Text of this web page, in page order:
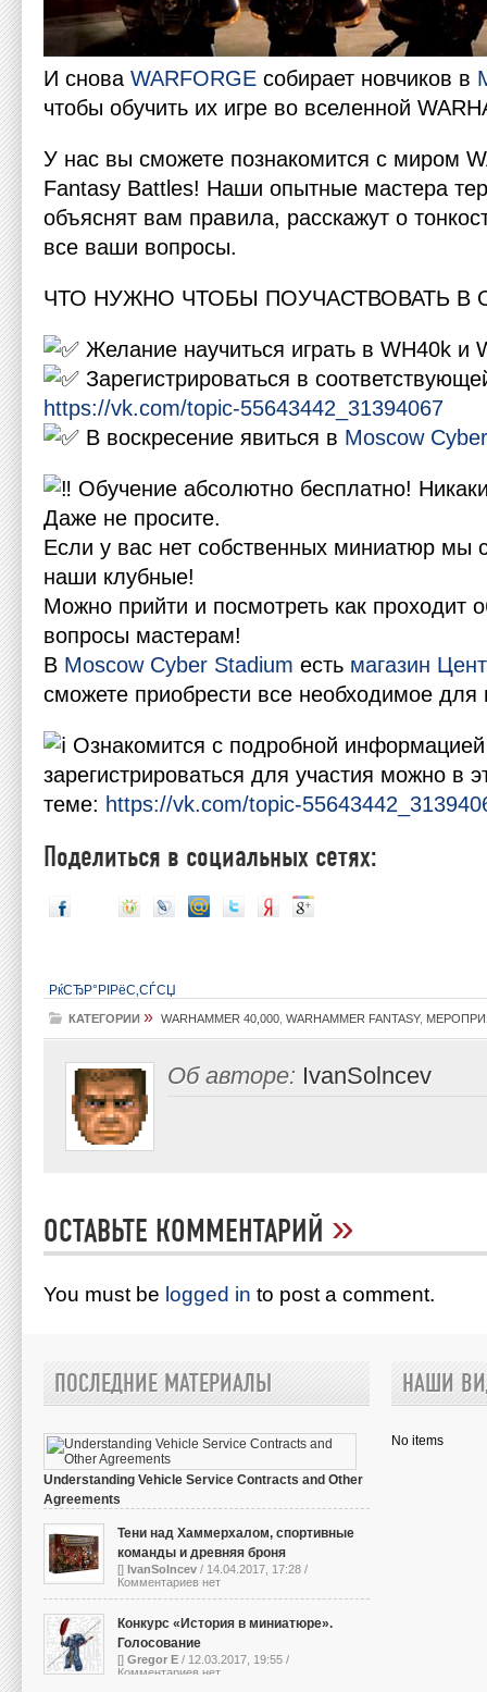
И снова WARFORGE собирает новчиков в
чтобы обучить их игре во вселенной
У нас вы сможете познакомится с миром
Fantasy Battles! Наши опытные мастера
объяснят вам правила, расскажут о
все ваши вопросы.
ЧТО НУЖНО ЧТОБЫ ПОУЧАСТВОВАТЬ В
Желание научиться играть в WH40k и
Зарегистрироваться в
https://vk.com/topic-55643442_31394067
В воскресение явиться в Moscow
Обучение абсолютно бесплатно!
Даже не просите.
Если у вас нет собственных миниатюр мы
наши клубные!
Можно прийти и посмотреть как проходит
вопросы мастерам!
В Moscow Cyber Stadium есть магазин
сможете приобрести все необходимое для
Ознакомится с подробной
зарегистрироваться для участия можно в
теме: https://vk.com/topic-
Поделиться в социальных сетях:
РќСЂР°РІРёС‚СЃСЏ
КАТЕГОРИИ » WARHAMMER 40,000 WARHAMMER FANTASY,
Об авторе: IvanSolncev
ОСТАВЬТЕ КОММЕНТАРИЙ »
You must be logged in to post a comment.
ПОСЛЕДНИЕ МАТЕРИАЛЫ
Understanding Vehicle Service Contracts and Other
Agreements
Тени над Хаммерхалом, спортивные
команды и древняя броня
[] IvanSolncev / 14.04.2017, 17:28 /
Комментариев нет
Конкурс «История в миниатюре».
Голосование
[] Gregor E / 12.03.2017, 19:55 /
Комментариев нет
НАШИ
No items